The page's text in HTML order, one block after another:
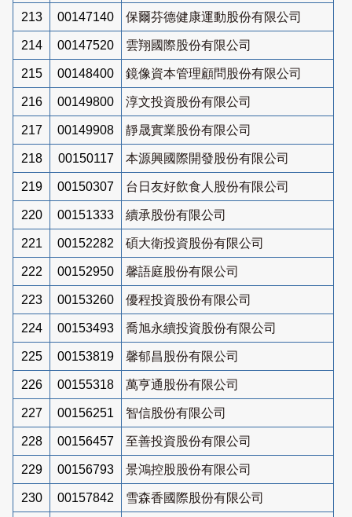
213 00147140 保爾芬德健康運動股份有限公司
214 00147520 雲翔國際股份有限公司
215 00148400 鏡像資本管理顧問股份有限公司
216 00149800 淳文投資股份有限公司
217 00149908 靜晟實業股份有限公司
218 00150117 本源興國際開發股份有限公司
219 00150307 台日友好飲食人股份有限公司
220 00151333 續承股份有限公司
221 00152282 碩大衛投資股份有限公司
222 00152950 馨語庭股份有限公司
223 00153260 優程投資股份有限公司
224 00153493 喬旭永續投資股份有限公司
225 00153819 馨郁昌股份有限公司
226 00155318 萬亨通股份有限公司
227 00156251 智信股份有限公司
228 00156457 至善投資股份有限公司
229 00156793 景鴻控股股份有限公司
230 00157842 雪森香國際股份有限公司